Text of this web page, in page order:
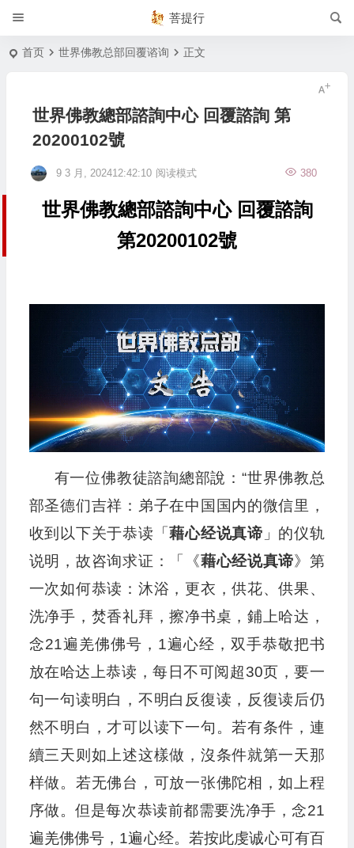
菩提行
首页 世界佛教总部回覆谘询 正文
世界佛教總部諮詢中心 回覆諮詢 第
20200102號
9 3 月, 202412:42:10 380
阅读模式
世界佛教總部諮詢中心 回覆諮詢
第20200102號
有一位佛教徒諮詢總部說：“世界佛教总
部圣德们吉祥：弟子在中国国内的微信里，
收到以下关于恭读「藉心经说真谛 」的仪轨
说明，故咨询求证：「《藉心经说真谛》第
一次如何恭读：沐浴，更衣，供花、供果、
洗净手，焚香礼拜，擦净书桌，鋪上哈达，
念21遍羌佛佛号，1遍心经，双手恭敬把书
放在哈达上恭读，每日不可阅超30页，要一
句一句读明白，不明白反復读，反復读后仍
然不明白，才可以读下一句。若有条件，連
續三天则如上述这樣做，沒条件就第一天那
样做。若无佛台，可放一张佛陀相，如上程
序做。但是每次恭读前都需要洗净手，念21
遍羌佛佛号，1遍心经。若按此虔诚心可有百